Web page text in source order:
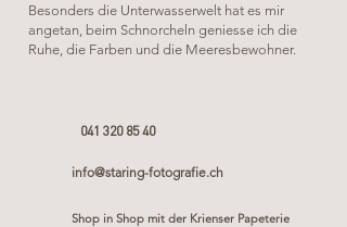
Besonders die Unterwasserwelt hat es mir
angetan, beim Schnorcheln geniesse ich die
Ruhe, die Farben und die Meeresbewohner.
041 320 85 40
info@staring-fotografie.ch
Shop in Shop mit der Krienser Papeterie